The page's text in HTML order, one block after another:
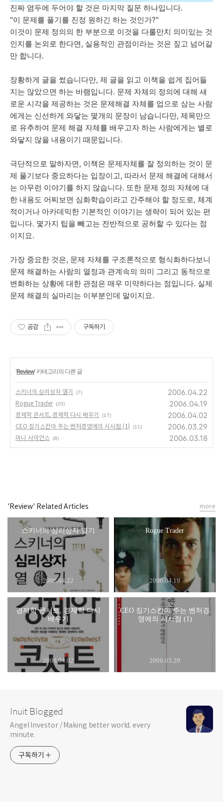
진짜 염두에 두어야 할 것은 마지막 질문 하나입니다.
"이 문제를 풀기를 진정 원하긴 하는 것인가?"
이것이 문제 정의의 한 부분으로 이것을 다룰만치 의미있는 것
인지를 논외로 한다면, 실용적인 관점이라는 것은 짚고 넘어갈
만 합니다.
장황하게 글을 썼습니다만, 제 글을 읽고 이책을 쉽게 집어들
지는 않았으면 하는 바램입니다. 문제 자체의 정의에 대해 새
로운 시각을 제공하는 것은 문제해결 자체를 업으로 삼는 사람
에게는 신선하게 와닿는 몇개의 문장이 남습니다만, 제목만으
로 유추하여 문제 해결 자체를 배우고자 하는 사람에게는 별로
와닿지 않을 내용이기 때문입니다.
극단적으로 말하자면, 이책은 문제자체를 잘 정의하는 것이 문
제 풀기보다 중요하다는 입장이고, 따라서 문제 해결에 대해서
는 아무런 이야기를 하지 않습니다. 또한 문제 정의 자체에 대
한 내용도 어찌보면 심화학습이라고 간주해야 할 정도로, 체계
적이거나 아카데믹한 기본적인 이야기는 생략이 되어 있는 편
입니다. 몇가지 팁을 빼고는 전반적으로 공허할 수 있다는 점
이지요.
가장 중요한 것은, 문제 자체를 구조론적으로 형식화하다보니
문제 해결하는 사람의 열정과 관계속의 의미 그리고 동적으로
변화하는 상황에 대한 관점은 매우 미약하다는 점입니다. 실제
문제 해결의 실마리는 이부분인데 말이지요.
공감 구독하기
'Review' 카테고리의 다른 글
스키너의 심리상자 열기 (7) 2006.04.22
Rogue Trader (20) 2006.04.19
경제학 콘서트, 경제학 다시 배우기 (17) 2006.04.02
CEO 징기스칸이 주는 벤처경영에의 시사점 (1) (11) 2006.03.29
머니 사이언스 (8) 2006.03.18
'Review' Related Articles
스키너의 심리상자 열기
2006.04.22
Rogue Trader
2006.04.19
경제학 콘서트, 경제학 다시
배우기
2006.04.02
CEO 징기스칸이 주는 벤처경
영에의 시사점 (1)
2006.03.29
more
Inuit Blogged
Angel Investor / Making better world, every
minute.
구독하기